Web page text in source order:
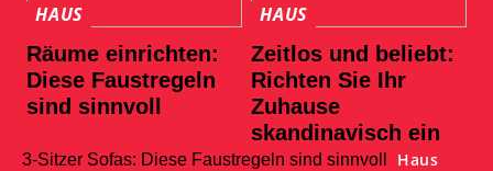
HAUS
Räume einrichten:
Diese Faustregeln
sind sinnvoll
HAUS
Zeitlos und beliebt:
Richten Sie Ihr
Zuhause
skandinavisch ein
3-Sitzer Sofas: Diese Faustregeln sind sinnvoll
Haus